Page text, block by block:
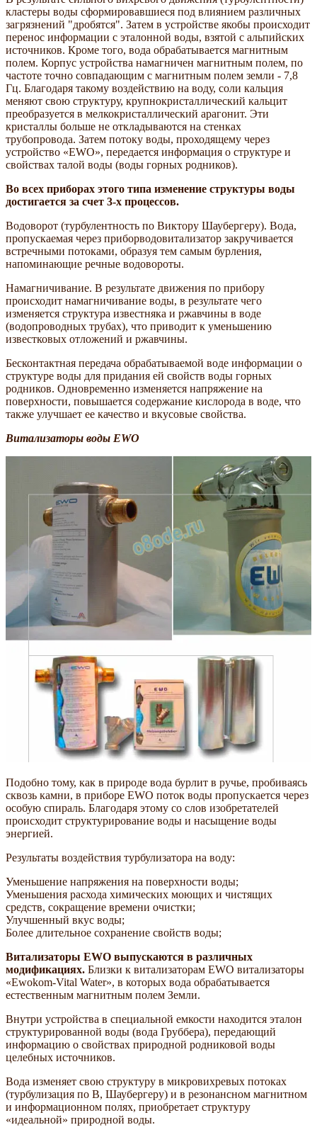
кластеры воды сформировавшиеся под влиянием различных
загрязнений "дробятся". Затем в устройстве якобы происходит
перенос информации с эталонной воды, взятой с альпийских
источников. Кроме того, вода обрабатывается магнитным
полем. Корпус устройства намагничен магнитным полем, по
частоте точно совпадающим с магнитным полем земли - 7,8
Гц. Благодаря такому воздействию на воду, соли кальция
меняют свою структуру, крупнокристаллический кальцит
преобразуется в мелкокристаллический арагонит. Эти
кристаллы больше не откладываются на стенках
трубопровода. Затем потоку воды, проходящему через
устройство «EWO», передается информация о структуре и
свойствах талой воды (воды горных родников).
Во всех приборах этого типа изменение структуры воды
достигается за счет 3-х процессов.
Водоворот (турбулентность по Виктору Шаубергеру). Вода,
пропускаемая через приборводовитализатор закручивается
встречными потоками, образуя тем самым бурления,
напоминающие речные водовороты.
Намагничивание. В результате движения по прибору
происходит намагничивание воды, в результате чего
изменяется структура известняка и ржавчины в воде
(водопроводных трубах), что приводит к уменьшению
известковых отложений и ржавчины.
Бесконтактная передача обрабатываемой воде информации о
структуре воды для придания ей свойств воды горных
родников. Одновременно изменяется напряжение на
поверхности, повышается содержание кислорода в воде, что
также улучшает ее качество и вкусовые свойства.
Витализаторы воды EWO
Подобно тому, как в природе вода бурлит в ручье, пробиваясь
сквозь камни, в приборе EWO поток воды пропускается через
особую спираль. Благодаря этому со слов изобретателей
происходит структурирование воды и насыщение воды
энергией.
Результаты воздействия турбулизатора на воду:
Уменьшение напряжения на поверхности воды;
Уменьшения расхода химических моющих и чистящих
средств, сокращение времени очистки;
Улучшенный вкус воды;
Более длительное сохранение свойств воды;
Витализаторы EWO выпускаются в различных
модификациях. Близки к витализаторам EWO витализаторы
«Ewokom-Vital Water», в которых вода обрабатывается
естественным магнитным полем Земли.
Внутри устройства в специальной емкости находится эталон
структурированной воды (вода Груббера), передающий
информацию о свойствах природной родниковой воды
целебных источников.
Вода изменяет свою структуру в микровихревых по­токах
(турбулизация по В, Шаубергеру) и в резонансном магнитном
и информационном полях, приобретает структуру
«идеальной» природной воды.